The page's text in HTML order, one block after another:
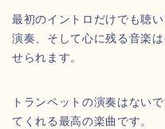
最初のイントロだけでも聴
演奏、そして心に残る音楽
せられます。
トランペットの演奏はない
てくれる最高の楽曲です。